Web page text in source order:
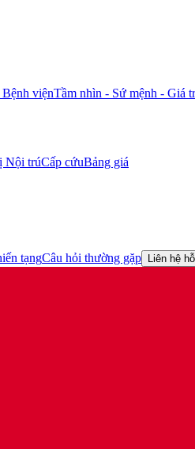
việnTầm nhìn - Sứ mệnh - Giá
Nội trúCấp cứuBảng giá
tạngCâu hỏi thường gặp Liên hệ